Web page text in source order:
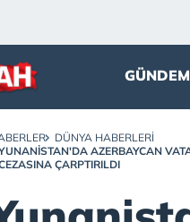
GÜNDEM
DÜNYA HABERLERI
AZERBAYCAN
ÇARPTIRILDI